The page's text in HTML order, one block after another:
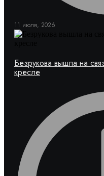
11 июля, 2026
Безрукова вышла на
кресле